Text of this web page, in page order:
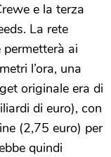
e la terza
La rete
permetterà ai
l’ora, una
originale era di
di euro), con
(2,75 euro) per
quindi